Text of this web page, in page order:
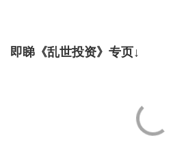
即睇《乱世投资》专页↓